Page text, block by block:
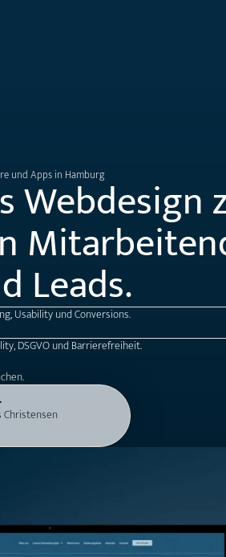
und Apps in Hamburg
Leads.
Usability und Conversions.
DSGVO und Barrierefreiheit.